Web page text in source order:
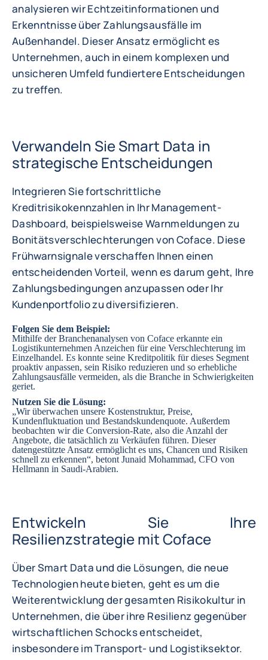
analysieren wir Echtzeitinformationen und
Erkenntnisse über Zahlungsausfälle im
Außenhandel. Dieser Ansatz ermöglicht es
Unternehmen, auch in einem komplexen und
unsicheren Umfeld fundiertere Entscheidungen
zu treffen.
Verwandeln Sie Smart Data in
strategische Entscheidungen
Integrieren Sie fortschrittliche
Kreditrisikokennzahlen in Ihr Management-
Dashboard, beispielsweise Warnmeldungen zu
Bonitätsverschlechterungen von Coface. Diese
Frühwarnsignale verschaffen Ihnen einen
entscheidenden Vorteil, wenn es darum geht, Ihre
Zahlungsbedingungen anzupassen oder Ihr
Kundenportfolio zu diversifizieren.
Folgen Sie dem Beispiel:
Mithilfe der Branchenanalysen von Coface erkannte ein
Logistikunternehmen Anzeichen für eine Verschlechterung im
Einzelhandel. Es konnte seine Kreditpolitik für dieses Segment
proaktiv anpassen, sein Risiko reduzieren und so erhebliche
Zahlungsausfälle vermeiden, als die Branche in Schwierigkeiten
geriet.
Nutzen Sie die Lösung:
„Wir überwachen unsere Kostenstruktur, Preise,
Kundenfluktuation und Bestandskundenquote. Außerdem
beobachten wir die Conversion-Rate, also die Anzahl der
Angebote, die tatsächlich zu Verkäufen führen. Dieser
datengestützte Ansatz ermöglicht es uns, Chancen und Risiken
schnell zu erkennen“, betont Junaid Mohammad, CFO von
Hellmann in Saudi-Arabien.
Entwickeln Sie Ihre
Resilienzstrategie mit Coface
Über Smart Data und die Lösungen, die neue
Technologien heute bieten, geht es um die
Weiterentwicklung der gesamten Risikokultur in
Unternehmen, die über ihre Resilienz gegenüber
wirtschaftlichen Schocks entscheidet,
insbesondere im Transport- und Logistiksektor.